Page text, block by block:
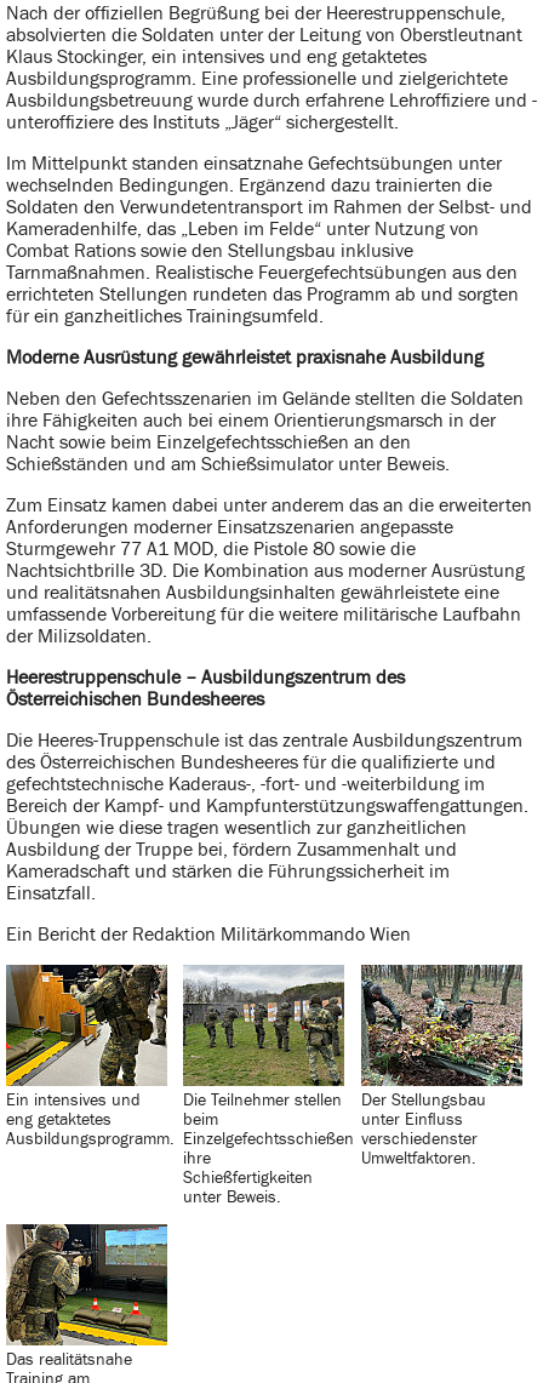
Nach der offiziellen Begrüßung bei der Heerestruppenschule,
absolvierten die Soldaten unter der Leitung von Oberstleutnant
Klaus Stockinger, ein intensives und eng getaktetes
Ausbildungsprogramm. Eine professionelle und zielgerichtete
Ausbildungsbetreuung wurde durch erfahrene Lehroffiziere und -
unteroffiziere des Instituts „Jäger“ sichergestellt.
Im Mittelpunkt standen einsatznahe Gefechtsübungen unter
wechselnden Bedingungen. Ergänzend dazu trainierten die
Soldaten den Verwundetentransport im Rahmen der Selbst- und
Kameradenhilfe, das „Leben im Felde“ unter Nutzung von
Combat Rations sowie den Stellungsbau inklusive
Tarnmaßnahmen. Realistische Feuergefechtsübungen aus den
errichteten Stellungen rundeten das Programm ab und sorgten
für ein ganzheitliches Trainingsumfeld.
Moderne Ausrüstung gewährleistet praxisnahe Ausbildung
Neben den Gefechtsszenarien im Gelände stellten die Soldaten
ihre Fähigkeiten auch bei einem Orientierungsmarsch in der
Nacht sowie beim Einzelgefechtsschießen an den
Schießständen und am Schießsimulator unter Beweis.
Zum Einsatz kamen dabei unter anderem das an die erweiterten
Anforderungen moderner Einsatzszenarien angepasste
Sturmgewehr 77 A1 MOD, die Pistole 80 sowie die
Nachtsichtbrille 3D. Die Kombination aus moderner Ausrüstung
und realitätsnahen Ausbildungsinhalten gewährleistete eine
umfassende Vorbereitung für die weitere militärische Laufbahn
der Milizsoldaten.
Heerestruppenschule – Ausbildungszentrum des
Österreichischen Bundesheeres
Die Heeres-Truppenschule ist das zentrale Ausbildungszentrum
des Österreichischen Bundesheeres für die qualifizierte und
gefechtstechnische Kaderaus-, -fort- und -weiterbildung im
Bereich der Kampf- und Kampfunterstützungswaffengattungen.
Übungen wie diese tragen wesentlich zur ganzheitlichen
Ausbildung der Truppe bei, fördern Zusammenhalt und
Kameradschaft und stärken die Führungssicherheit im
Einsatzfall.
Ein Bericht der Redaktion Militärkommando Wien
Ein intensives und
eng getaktetes
Ausbildungsprogramm.
Die Teilnehmer stellen
beim
Einzelgefechtsschießen
ihre
Schießfertigkeiten
unter Beweis.
Der Stellungsbau
unter Einfluss
verschiedenster
Umweltfaktoren.
Das realitätsnahe
Training am